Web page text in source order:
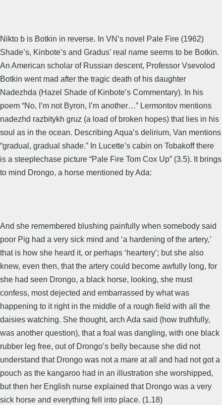
Nikto b is Botkin in reverse. In VN’s novel Pale Fire (1962)
Shade’s, Kinbote’s and Gradus’ real name seems to be Botkin.
An American scholar of Russian descent, Professor Vsevolod
Botkin went mad after the tragic death of his daughter
Nadezhda (Hazel Shade of Kinbote’s Commentary). In his
poem “No, I’m not Byron, I’m another…” Lermontov mentions
nadezhd razbitykh gruz (a load of broken hopes) that lies in his
soul as in the ocean. Describing Aqua’s delirium, Van mentions
“gradual, gradual shade.” In Lucette’s cabin on Tobakoff there
is a steeplechase picture “Pale Fire Tom Cox Up” (3.5). It brings
to mind Drongo, a horse mentioned by Ada:
And she remembered blushing painfully when somebody said
poor Pig had a very sick mind and ‘a hardening of the artery,’
that is how she heard it, or perhaps ‘heartery’; but she also
knew, even then, that the artery could become awfully long, for
she had seen Drongo, a black horse, looking, she must
confess, most dejected and embarrassed by what was
happening to it right in the middle of a rough field with all the
daisies watching. She thought, arch Ada said (how truthfully,
was another question), that a foal was dangling, with one black
rubber leg free, out of Drongo’s belly because she did not
understand that Drongo was not a mare at all and had not got a
pouch as the kangaroo had in an illustration she worshipped,
but then her English nurse explained that Drongo was a very
sick horse and everything fell into place. (1.18)